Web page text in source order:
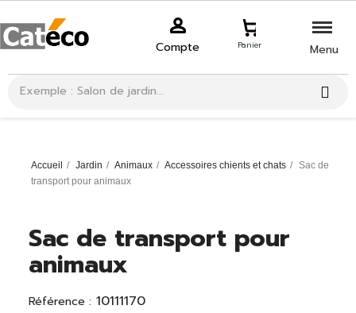
Compte Panier Menu
Accueil Jardin Animaux Accessoires chients et chats
Sac de
transport pour animaux
Sac de transport pour
animaux
Référence : 10111170